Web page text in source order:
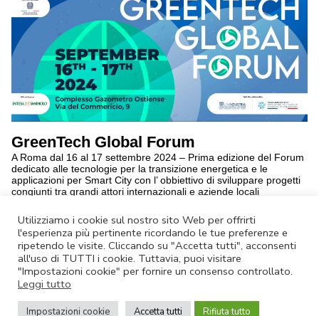
Utilizziamo i cookie sul nostro sito Web per offrirti
l'esperienza più pertinente ricordando le tue preferenze e
ripetendo le visite. Cliccando su "Accetta tutti", acconsenti
all'uso di TUTTI i cookie. Tuttavia, puoi visitare
"Impostazioni cookie" per fornire un consenso controllato.
Leggi tutto
Impostazioni cookie Accetta tutti Rifiuta tutto
GreenTech Global Forum
A Roma dal 16 al 17 settembre 2024 – Prima edizione del Forum
dedicato alle tecnologie per la transizione energetica e le
applicazioni per Smart City con l’ obbiettivo di sviluppare progetti
congiunti tra grandi attori internazionali e aziende locali
continua a leggere
Annulla Iscrizione| Privacy Policy
Non rispondere a questa email.Contatta Lazio Innova
© Lazio Innova SpA – Via dell’Amba Aradam, 9 – 00184 Roma – Tel.
06.60.51.60 – P.IVA 05950941004